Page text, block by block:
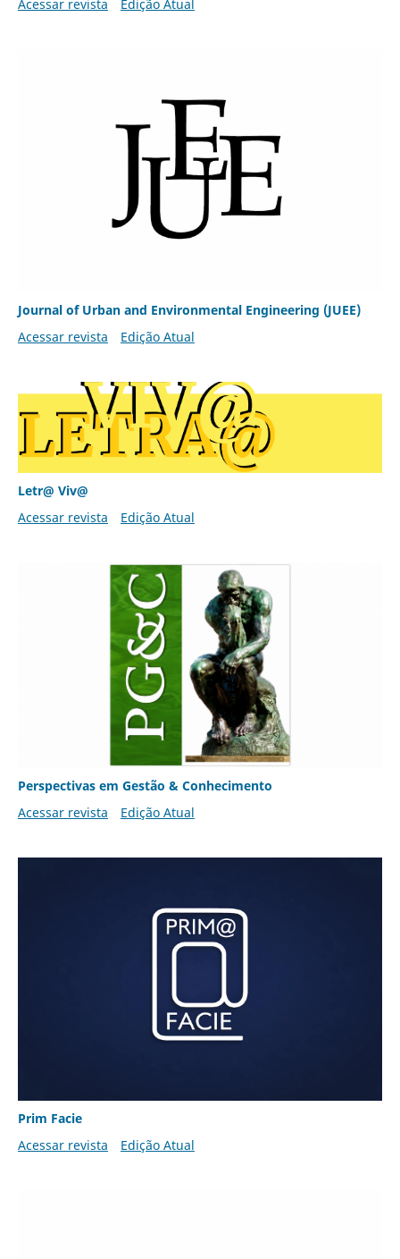
Acessar revista
Edição Atual
Journal of Urban and Environmental Engineering (JUEE)
Acessar revista
Edição Atual
Letr@ Viv@
Acessar revista
Edição Atual
Perspectivas em Gestão & Conhecimento
Acessar revista
Edição Atual
Prim Facie
Acessar revista
Edição Atual